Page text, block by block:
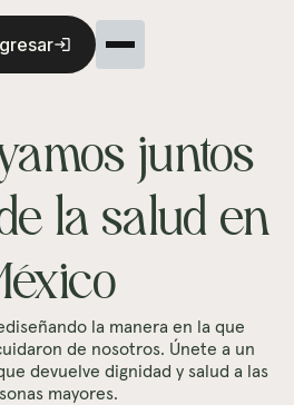
login
juntos
la salud en
la manera en la que
de nosotros. Únete a un
devuelve dignidad y salud a las
mayores.